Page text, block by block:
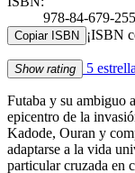
978-84-679-
Copiar ISBN ¡ISBN
Show rating 5
Futaba y su ambiguo
epicentro de la
Kadode, Ouran y
adaptarse a la vida
particular cruzada en